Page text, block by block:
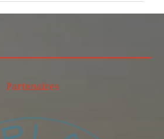
Partenaires